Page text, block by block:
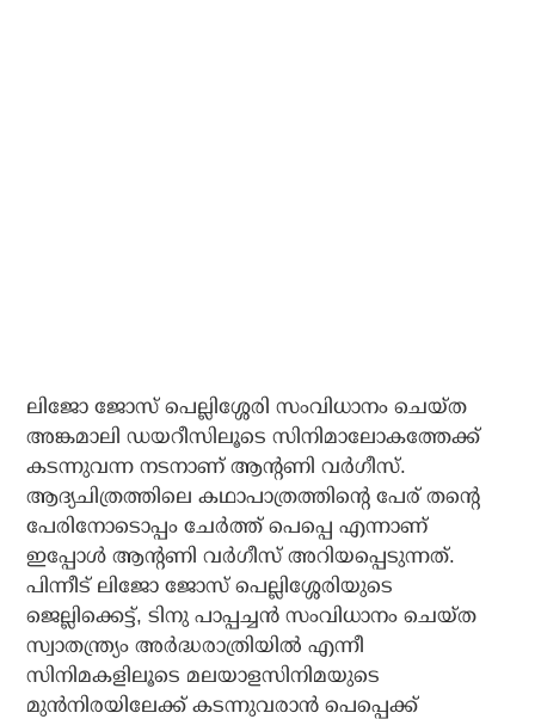
ലിജോ ജോസ് പെല്ലിശ്ശേരി സംവിധാനം ചെയ്ത
അങ്കമാലി ഡയറീസിലൂടെ സിനിമാലോകത്തേക്ക്
കടന്നുവന്ന നടനാണ് ആന്റണി വര്‍ഗീസ്.
ആദ്യചിത്രത്തിലെ കഥാപാത്രത്തിന്റെ പേര് തന്റെ
പേരിനോടൊപ്പം ചേര്‍ത്ത് പെപ്പെ എന്നാണ്
ഇപ്പോള്‍ ആന്റണി വര്‍ഗീസ് അറിയപ്പെടുന്നത്.
പിന്നീട് ലിജോ ജോസ് പെല്ലിശ്ശേരിയുടെ
ജെല്ലിക്കെട്ട്, ടിനു പാപ്പച്ചന്‍ സംവിധാനം ചെയ്ത
സ്വാതന്ത്ര്യം അര്‍ദ്ധരാത്രിയില്‍ എന്നീ
സിനിമകളിലൂടെ മലയാളസിനിമയുടെ
മുന്‍നിരയിലേക്ക് കടന്നുവരാന്‍ പെപ്പെക്ക്